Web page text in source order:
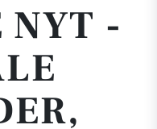
NYT -